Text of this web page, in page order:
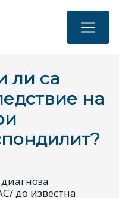
ли са
на
до известна